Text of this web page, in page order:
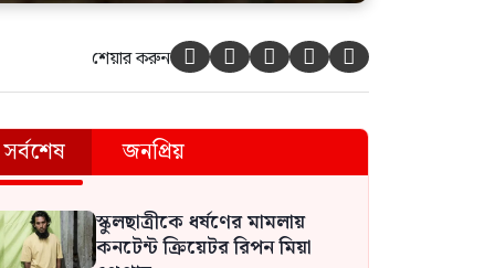
শেয়ার করুন     
সর্বশেষ জনপ্রিয়
স্কুলছাত্রীকে ধর্ষণের মামলায়
কনটেন্ট ক্রিয়েটর রিপন মিয়া